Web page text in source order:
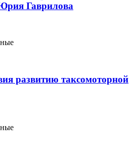
Гаврилова
развитию таксомоторной